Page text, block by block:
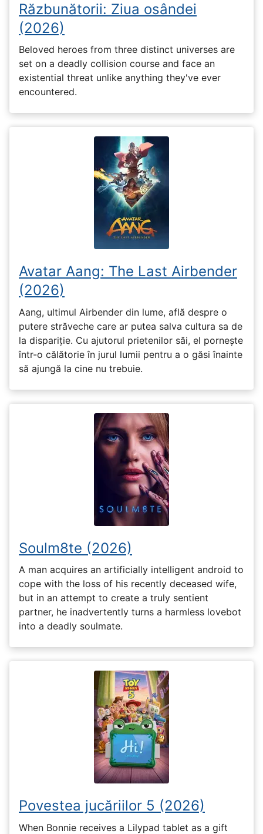
Răzbunătorii: Ziua osândei
(2026)
Beloved heroes from three distinct universes are
set on a deadly collision course and face an
existential threat unlike anything they've ever
encountered.
Avatar Aang: The Last Airbender
(2026)
Aang, ultimul Airbender din lume, află despre o
putere străveche care ar putea salva cultura sa de
la dispariție. Cu ajutorul prietenilor săi, el pornește
într-o călătorie în jurul lumii pentru a o găsi înainte
să ajungă la cine nu trebuie.
Soulm8te (2026)
A man acquires an artificially intelligent android to
cope with the loss of his recently deceased wife,
but in an attempt to create a truly sentient
partner, he inadvertently turns a harmless lovebot
into a deadly soulmate.
Povestea jucăriilor 5 (2026)
When Bonnie receives a Lilypad tablet as a gift